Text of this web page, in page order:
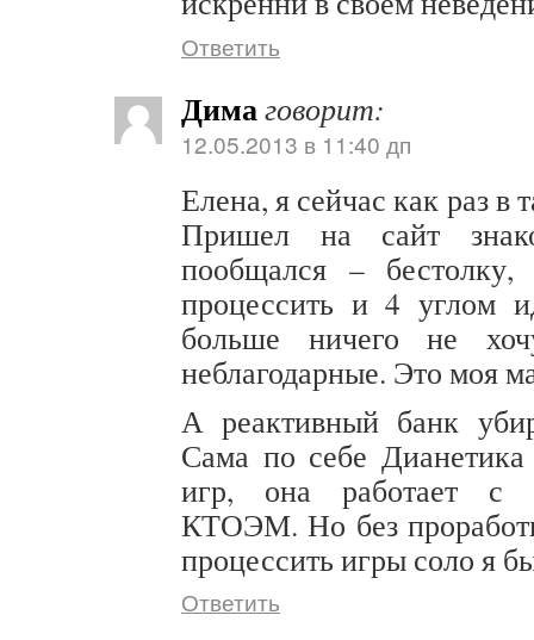
Ответить
Димаговорит:
12.05.2013 в 11:40 дп
Елена, я сейчас как раз в
Пришел на сайт
пообщался – бестолку,
процессить и 4 углом
больше ничего не
неблагодарные. Это моя
А реактивный банк
Сама по себе
игр, она работает с
КТОЭМ. Но без
процессить игры соло я
Ответить